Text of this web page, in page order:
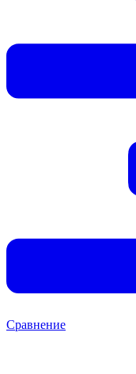
Сравнение